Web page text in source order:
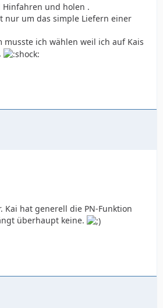
Hinfahren und holen .
nur um das simple Liefern einer
musste ich wählen weil ich auf Kais
hat generell die PN-Funktion
überhaupt keine.